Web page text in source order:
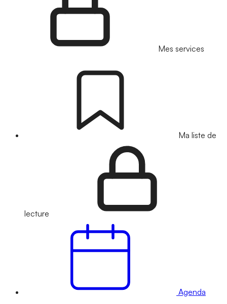
Mes services
Ma liste de
lecture
Agenda